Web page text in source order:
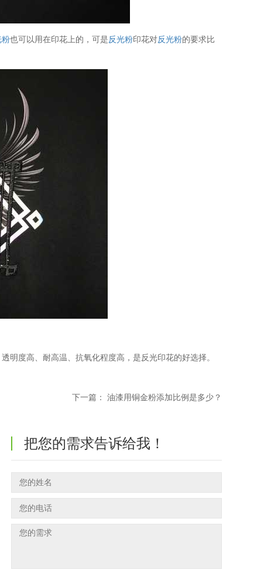
粉也可以用在印花上的，可是反光粉印花对反光粉的要求比
明度高、耐高温、抗氧化程度高，是反光印花的好选择。
下一篇： 油漆用铜金粉添加比例是多少？
把您的需求告诉给我！